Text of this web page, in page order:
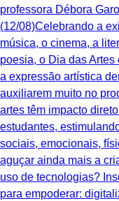
professora Débora
(12/08)Celebrando a
música, o cinema, a
poesia, o Dia das
a expressão artística
auxiliarem muito no
artes têm impacto
estudantes,
sociais, emocionais,
aguçar ainda mais a
uso de tecnologias?
para empoderar: